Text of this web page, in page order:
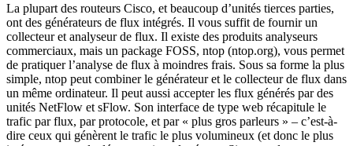
La plupart des routeurs Cisco, et beaucoup d’unités tierces parties,
ont des générateurs de flux intégrés. Il vous suffit de fournir un
collecteur et analyseur de flux. Il existe des produits analyseurs
commerciaux, mais un package FOSS, ntop (ntop.org), vous permet
de pratiquer l’analyse de flux à moindres frais. Sous sa forme la plus
simple, ntop peut combiner le générateur et le collecteur de flux dans
un même ordinateur. Il peut aussi accepter les flux générés par des
unités NetFlow et sFlow. Son interface de type web récapitule le
trafic par flux, par protocole, et par « plus gros parleurs » – c’est-à-
dire ceux qui génèrent le trafic le plus volumineux (et donc le plus